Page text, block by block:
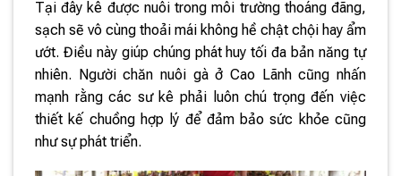
Tại đây kê được nuôi trong môi trường thoáng đãng,
sạch sẽ vô cùng thoải mái không hề chật chội hay ẩm
ướt. Điều này giúp chúng phát huy tối đa bản năng tự
nhiên. Người chăn nuôi gà ở Cao Lãnh cũng nhấn
mạnh rằng các sư kê phải luôn chú trọng đến việc
thiết kế chuồng hợp lý để đảm bảo sức khỏe cũng
như sự phát triển.